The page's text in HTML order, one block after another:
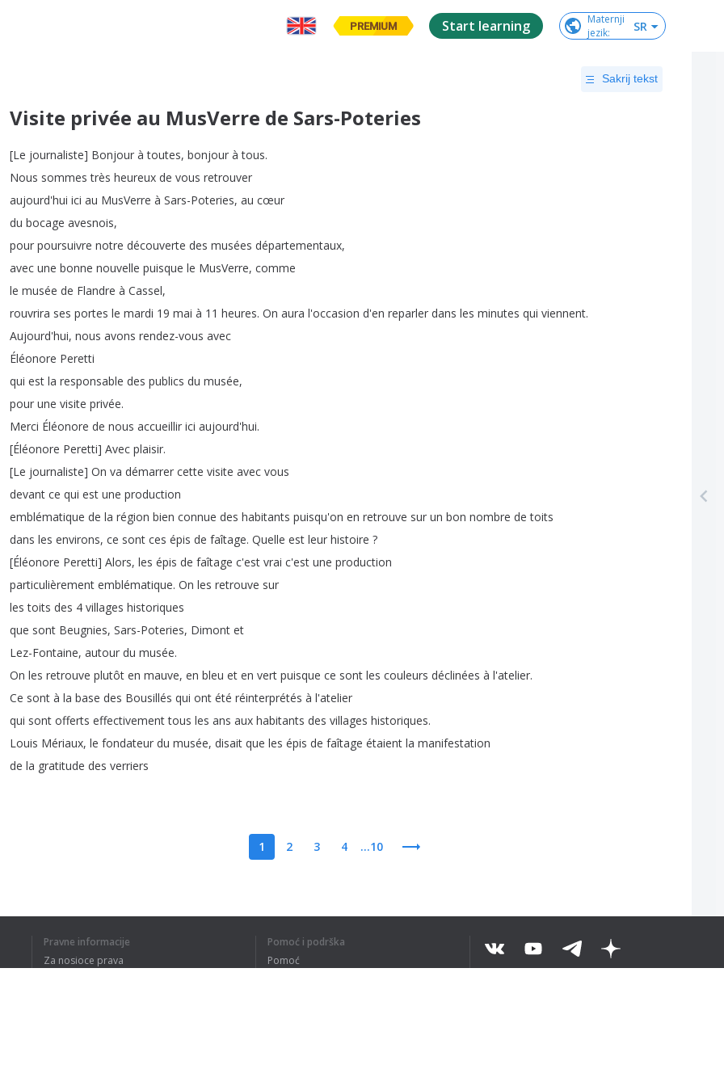
PREMIUM Start learning
Maternji
jezik: SR
Sakrij tekst
Visite privée au MusVerre de Sars-Poteries
[Le journaliste] Bonjour à toutes, bonjour à tous.
Nous sommes très heureux de vous retrouver
aujourd'hui ici au MusVerre à Sars-Poteries, au cœur
du bocage avesnois,
pour poursuivre notre découverte des musées départementaux,
avec une bonne nouvelle puisque le MusVerre, comme
le musée de Flandre à Cassel,
rouvrira ses portes le mardi 19 mai à 11 heures. On aura l'occasion d'en reparler dans les minutes qui viennent.
Aujourd'hui, nous avons rendez-vous avec
Éléonore Peretti
qui est la responsable des publics du musée,
pour une visite privée.
Merci Éléonore de nous accueillir ici aujourd'hui.
[Éléonore Peretti] Avec plaisir.
[Le journaliste] On va démarrer cette visite avec vous
devant ce qui est une production
emblématique de la région bien connue des habitants puisqu'on en retrouve sur un bon nombre de toits
dans les environs, ce sont ces épis de faîtage. Quelle est leur histoire ?
[Éléonore Peretti] Alors, les épis de faîtage c'est vrai c'est une production
particulièrement emblématique. On les retrouve sur
les toits des 4 villages historiques
que sont Beugnies, Sars-Poteries, Dimont et
Lez-Fontaine, autour du musée.
On les retrouve plutôt en mauve, en bleu et en vert puisque ce sont les couleurs déclinées à l'atelier.
Ce sont à la base des Bousillés qui ont été réinterprétés à l'atelier
qui sont offerts effectivement tous les ans aux habitants des villages historiques.
Louis Mériaux, le fondateur du musée, disait que les épis de faîtage étaient la manifestation
de la gratitude des verriers
1 2 3 4 ...10
Pravne informacije
Za nosioce prava
Pomoć i podrška
Pomoć